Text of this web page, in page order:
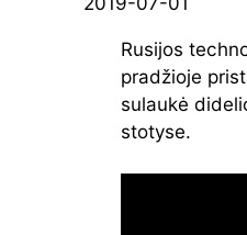
Rusijos
pradžioje
sulaukė
stotyse.